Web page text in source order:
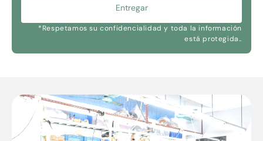
Entregar
*Respetamos su confidencialidad y toda la información
está protegida..